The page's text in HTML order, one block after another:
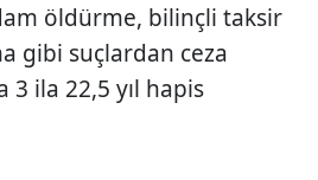
öldürme, bilinçli taksir
gibi suçlardan ceza
3 ila 22,5 yıl hapis